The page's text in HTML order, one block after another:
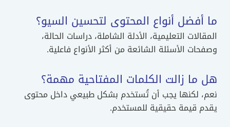
ما أفضل أنواع المحتوى لتحسين السيو؟
المقالات التعليمية، الأدلة الشاملة، دراسات الحالة،
وصفحات الأسئلة الشائعة من أكثر الأنواع فاعلية.
هل ما زالت الكلمات المفتاحية مهمة؟
نعم، لكنها يجب أن تُستخدم بشكل طبيعي داخل محتوى
يقدم قيمة حقيقية للمستخدم.